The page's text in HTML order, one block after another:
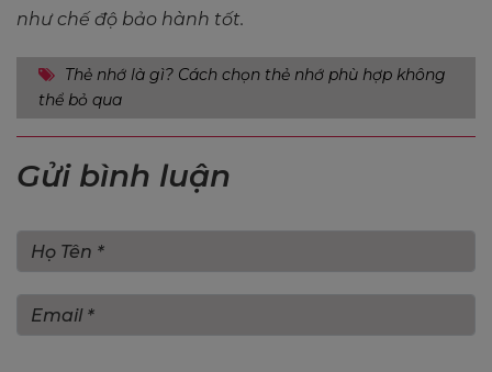
như chế độ bảo hành tốt.
Thẻ nhớ là gì? Cách chọn thẻ nhớ phù hợp không
thể bỏ qua
Gửi bình luận